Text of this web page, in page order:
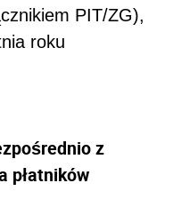
PIT/ZG),
roku
z
płatników